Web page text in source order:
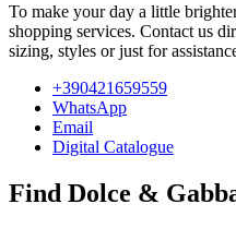
To make your day a little
shopping services. Contact us
sizing, styles or just for
+390421659559
WhatsApp
Email
Digital Catalogue
Find Dolce &